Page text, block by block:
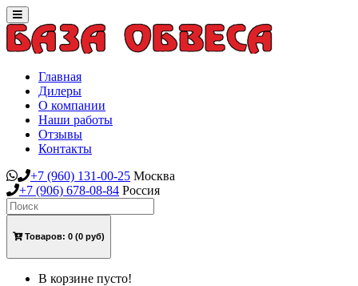
Toggle
navigation
Главная
Дилеры
О компании
Наши работы
Отзывы
Контакты
+7 (960) 131-00-25 Москва
+7 (906) 678-08-84 Россия
Товаров: 0 (0 руб)
В корзине пусто!